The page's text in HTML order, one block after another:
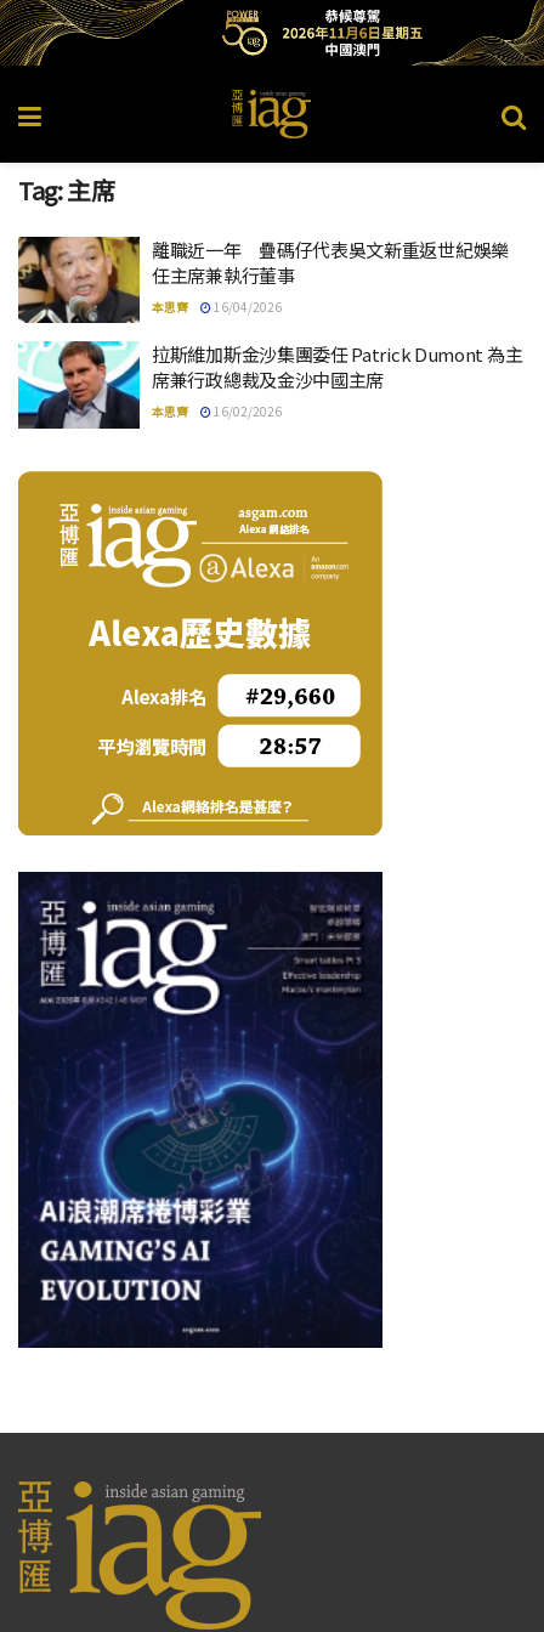
Tag:主席
離職近一年 疊碼仔代表吳文新重返世紀娛樂
任主席兼執行董事
本思齊 16/04/2026
拉斯維加斯金沙集團委任 Patrick Dumont 為主
席兼行政總裁及金沙中國主席
本思齊 16/02/2026